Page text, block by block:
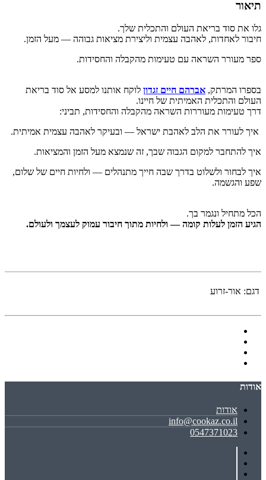
תיאור
גלו את סוד בריאת העולם והתכלית שלך.
חיבור לאחדות, לאהבה עצמית וליצירת מציאות גבוהה — מעל הזמן.
ספר מעורר השראה עם טעימות מהקבלה והחסידות.
בספרו המרתק, אברהם חיים זגדון לוקח אותנו למסע אל סוד בריאת
העולם והתכלית האמיתית של חיינו.
דרך טעימות מעוררות השראה מהקבלה והחסידות, תביני:
איך לעורר את הלב לאהבת ישראל — ובעיקר לאהבה עצמית אמיתית.
איך להתחבר למקום הגבוה שבך, זה שנמצא מעל הזמן והמציאות.
איך לבחור ולשלוט בדרך שבה חייך מתנהלים — ולחיות חיים של שלום,
שפע והגשמה.
הכל מתחיל ונגמר בך.
הגיע הזמן לעלות קומה — ולחיות מתוך חיבור עמוק לעצמך ולעולם.
דגם: אור-זרוע
אודות
אודות
info@cookaz.co.il
0547371023